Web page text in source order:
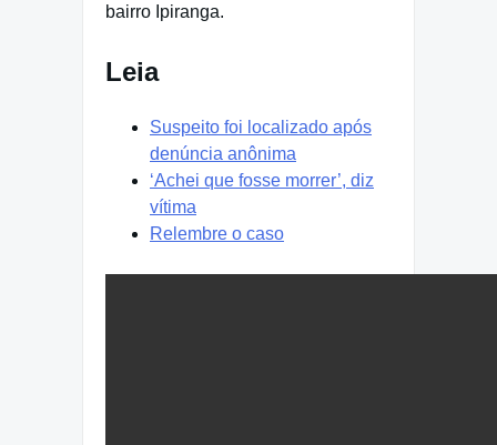
bairro Ipiranga.
Leia
Suspeito foi localizado após
denúncia anônima
‘Achei que fosse morrer’, diz
vítima
Relembre o caso